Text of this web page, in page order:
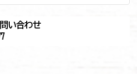
い合わせ